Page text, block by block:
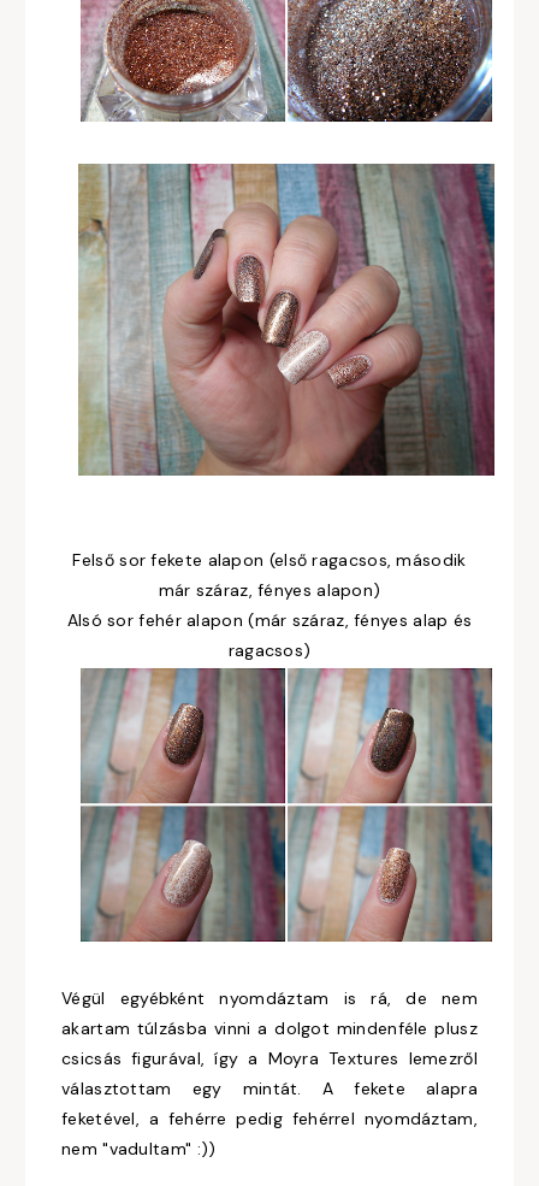
Felső sor fekete alapon (első ragacsos, második
már száraz, fényes alapon)
Alsó sor fehér alapon (már száraz, fényes alap és
ragacsos)
Végül egyébként nyomdáztam is rá, de nem
akartam túlzásba vinni a dolgot mindenféle plusz
csicsás figurával, így a Moyra Textures lemezről
választottam egy mintát. A fekete alapra
feketével, a fehérre pedig fehérrel nyomdáztam,
nem "vadultam" :))